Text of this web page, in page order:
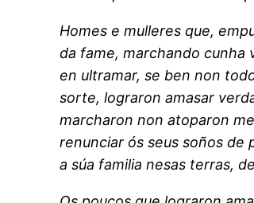
Homes e mulleres que,
da fame, marchando cunha
en ultramar, se ben non
sorte, lograron amasar
marcharon non atoparon
renunciar ós seus soños de
a súa familia nesas terras,